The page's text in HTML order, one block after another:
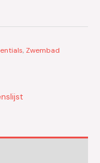
, Zwembad